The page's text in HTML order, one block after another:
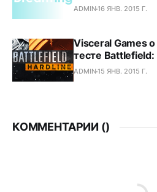
ADMIN16 ЯНВ. 2015 Г.
Visceral Games
тесте Battlefield:
ADMIN15 ЯНВ. 2015 Г.
КОММЕНТАРИИ ()